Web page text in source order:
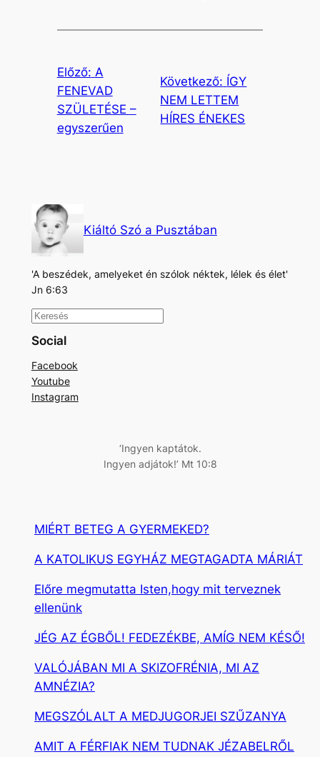
Előző: A
FENEVAD
SZÜLETÉSE –
egyszerűen
Következő: ÍGY
NEM LETTEM
HÍRES ÉNEKES
Kiáltó Szó a Pusztában
'A beszédek, amelyeket én szólok néktek, lélek és élet'
Jn 6:63
K
e
e
s
Social
Facebook
Youtube
Instagram
‘Ingyen kaptátok.
Ingyen adjátok!’ Mt 10:8
MIÉRT BETEG A GYERMEKED?
A KATOLIKUS EGYHÁZ MEGTAGADTA MÁRIÁT
Előre megmutatta Isten,hogy mit terveznek
ellenünk
JÉG AZ ÉGBŐL! FEDEZÉKBE, AMÍG NEM KÉSŐ!
VALÓJÁBAN MI A SKIZOFRÉNIA, MI AZ
AMNÉZIA?
MEGSZÓLALT A MEDJUGORJEI SZŰZANYA
AMIT A FÉRFIAK NEM TUDNAK JÉZABELRŐL